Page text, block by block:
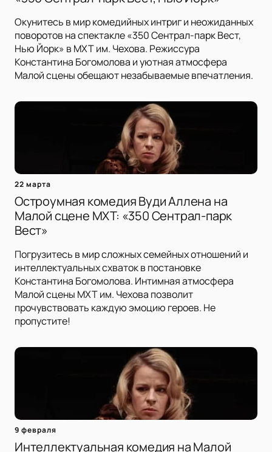
Окунитесь в мир комедийных интриг и неожиданных
поворотов на спектакле «350 Сентрал-парк Вест,
Нью Йорк» в МХТ им. Чехова. Режиссура
Константина Богомолова и уютная атмосфера
Малой сцены обещают незабываемые впечатления.
22 марта
Остроумная комедия Вуди Аллена на
Малой сцене МХТ: «350 Сентрал-парк
Вест»
Погрузитесь в мир сложных семейных отношений и
интеллектуальных схваток в постановке
Константина Богомолова. Интимная атмосфера
Малой сцены МХТ им. Чехова позволит
прочувствовать каждую эмоцию героев. Не
пропустите!
9 февраля
Интеллектуальная комедия на Малой